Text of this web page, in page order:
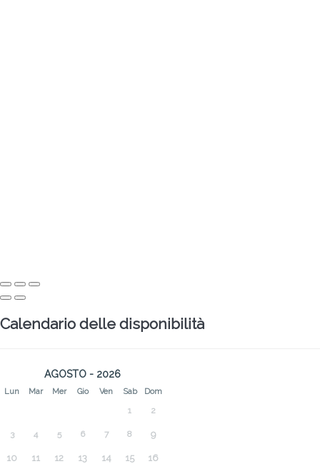
Calendario delle disponibilità
AGOSTO - 2026
Lun Mar Mer Gio Ven Sab Dom
1 2
3 4 5 6 7 8 9
10 11 12 13 14 15 16